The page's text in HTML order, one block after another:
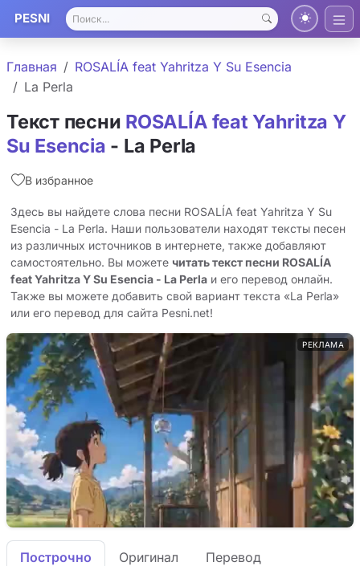
PESNI
Главная
ROSALÍA feat Yahritza Y Su Esencia
La Perla
Текст песни ROSALÍA feat Yahritza Y
Su Esencia - La Perla
В избранное
Здесь вы найдете слова песни ROSALÍA feat Yahritza Y Su
Esencia - La Perla. Наши пользователи находят тексты песен
из различных источников в интернете, также добавляют
самостоятельно. Вы можете читать текст песни ROSALÍA
feat Yahritza Y Su Esencia - La Perla и его перевод онлайн.
Также вы можете добавить свой вариант текста «La Perla»
или его перевод для сайта Pesni.net!
РЕКЛАМА
Построчно Оригинал Перевод